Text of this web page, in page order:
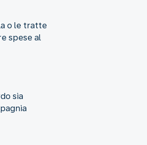
o le tratte
spese al
sia